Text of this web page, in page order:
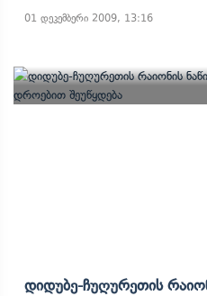
01 დეკემბერი 2009, 13:16
Დიდუბე-Ჩუღურეთის